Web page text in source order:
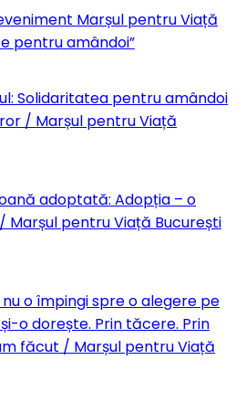
Marșul pentru Viață
pentru amândoi”
Solidaritatea pentru amândoi
/ Marșul pentru Viață
adoptată: Adopția – o
Marșul pentru Viață București
nu o împingi spre o alegere pe
o dorește. Prin tăcere. Prin
făcut / Marșul pentru Viață